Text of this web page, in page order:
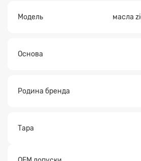
Модель масла
Основа
Родина бренда
Тара
Заявка на расчет